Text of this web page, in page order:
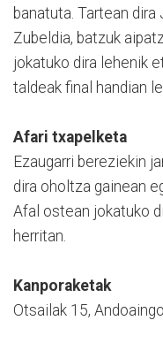
banatuta. Tartean
Zubeldia, batzuk
jokatuko dira lehenik
taldeak final handian
Afari txapelketa
Ezaugarri bereziekin
dira oholtza gainean
Afal ostean jokatuko
herritan.
Kanporaketak
Otsailak 15,